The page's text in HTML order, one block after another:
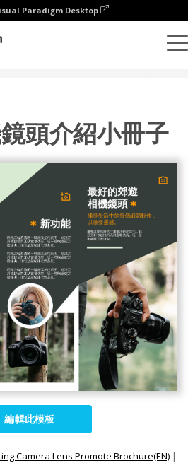
Paradigm Desktop
頭介紹小冊子
編輯此模板
Camera Lens Promote Brochure(EN) |